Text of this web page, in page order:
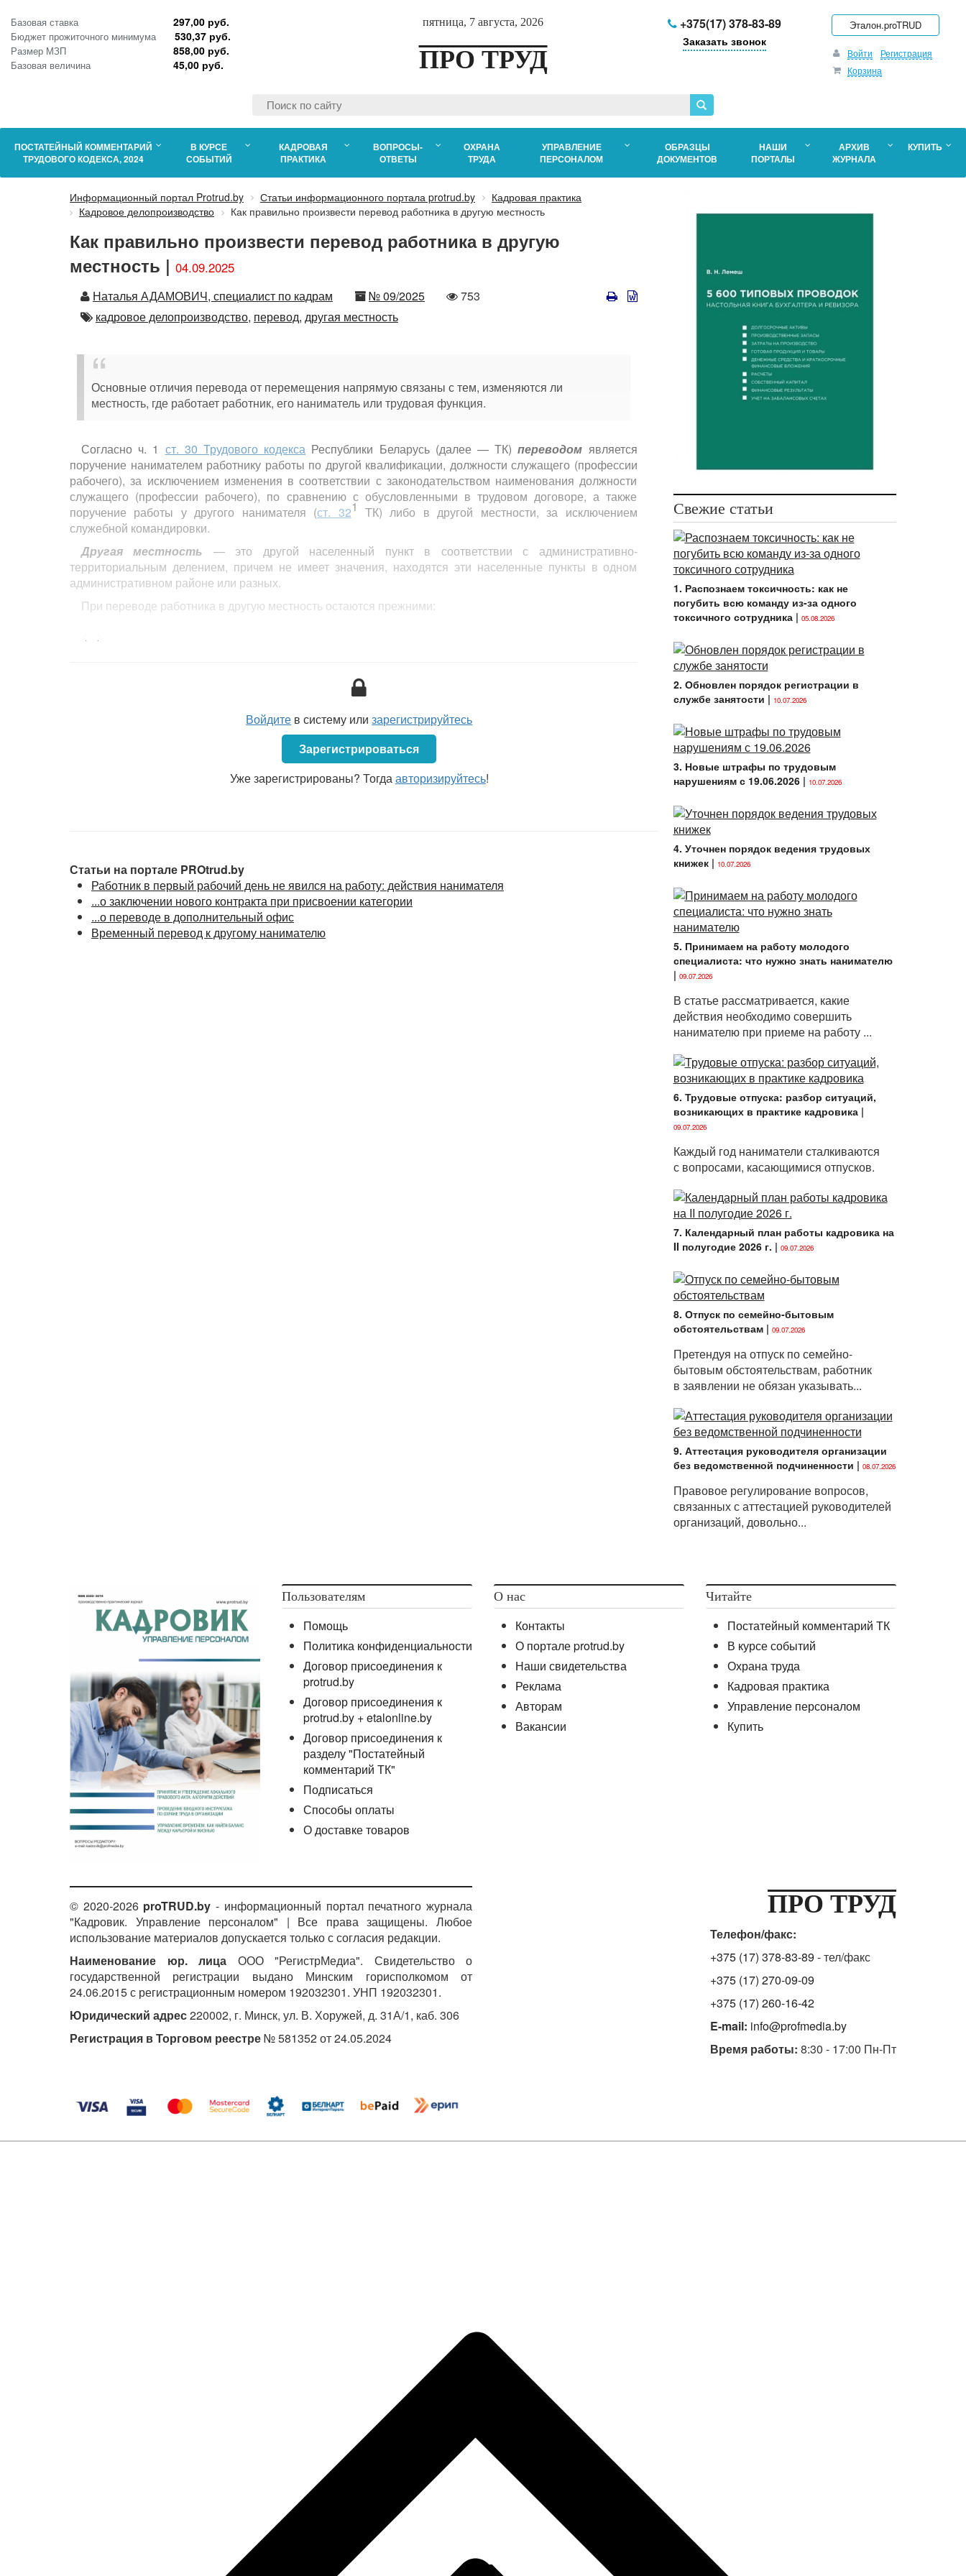
Базовая ставка 297,00 руб.
Бюджет прожиточного минимума 530,37 руб.
Размер МЗП 858,00 руб.
Базовая величина 45,00 руб.
пятница, 7 августа, 2026
ПРО ТРУД
+375(17) 378-83-89
Заказать звонок
Эталон.proTRUD
Войти
Регистрация
Корзина
ПОСТАТЕЙНЫЙ КОММЕНТАРИЙ
ТРУДОВОГО КОДЕКСА, 2024
В КУРСЕ
СОБЫТИЙ
КАДРОВАЯ
ПРАКТИКА
ВОПРОСЫ-
ОТВЕТЫ
ОХРАНА
ТРУДА
УПРАВЛЕНИЕ
ПЕРСОНАЛОМ
ОБРАЗЦЫ
ДОКУМЕНТОВ
НАШИ
ПОРТАЛЫ
АРХИВ
ЖУРНАЛА
КУПИТЬ
Информационный портал Protrud.by Статьи информационного портала protrud.by
Кадровая практика
Кадровое делопроизводство
Как правильно произвести перевод работника в другую местность
Как правильно произвести перевод работника в другую
местность | 04.09.2025
Автор
Наталья АДАМОВИЧ, специалист по кадрам Номер
№ 09/2025
Количество
753
Автор
кадровое делопроизводство, перевод, другая местность
Основные отличия перевода от перемещения напрямую связаны с тем, изменяются ли
местность, где работает работник, его наниматель или трудовая функция.
Согласно ч. 1 ст. 30 Трудового кодекса Республики Беларусь (далее — ТК)переводом является
поручение нанимателем работнику работы по другой квалификации, должности служащего (профессии
рабочего), за исключением изменения в соответствии с законодательством наименования должности
служащего (профессии рабочего), по сравнению с обусловленными в трудовом договоре, а также
поручение работы у другого нанимателя (ст. 321 ТК) либо в другой местности, за исключением
служебной командировки.
Другая местность — это другой населенный пункт в соответствии с административно-
территориальным делением, причем не имеет значения, находятся эти населенные пункты в одном
административном районе или разных.
При переводе работника в другую местность остаются прежними:
Войдите в систему илизарегистрируйтесь
Зарегистрироваться
Уже зарегистрированы? Тогдаавторизируйтесь!
Статьи на портале PROtrud.by
Работник в первый рабочий день не явился на работу: действия нанимателя
...о заключении нового контракта при присвоении категории
...о переводе в дополнительный офис
Временный перевод к другому нанимателю
Свежие статьи
1. Распознаем токсичность: как не
погубить всю команду из-за одного
токсичного сотрудника| 05.08.2026
2. Обновлен порядок регистрации в
службе занятости | 10.07.2026
3. Новые штрафы по трудовым
нарушениям с 19.06.2026| 10.07.2026
4. Уточнен порядок ведения трудовых
книжек| 10.07.2026
5. Принимаем на работу молодого
специалиста: что нужно знать нанимателю
| 09.07.2026
В статье рассматривается, какие
действия необходимо совершить
нанимателю при приеме на работу ...
6. Трудовые отпуска: разбор ситуаций,
возникающих в практике кадровика|
09.07.2026
Каждый год наниматели сталкиваются
с вопросами, касающимися отпусков.
7. Календарный план работы кадровика на
II полугодие 2026 г. | 09.07.2026
8. Отпуск по семейно-бытовым
обстоятельствам| 09.07.2026
Претендуя на отпуск по семейно-
бытовым обстоятельствам, работник
в заявлении не обязан указывать...
9. Аттестация руководителя организации
без ведомственной подчиненности | 08.07.2026
Правовое регулирование вопросов,
связанных с аттестацией руководителей
организаций, довольно...
Пользователям
Помощь
Политика конфиденциальности
Договор присоединения к
protrud.by
Договор присоединения к
protrud.by + etalonline.by
Договор присоединения к
разделу "Постатейный
комментарий ТК"
Подписаться
Способы оплаты
О доставке товаров
О нас
Контакты
О портале protrud.by
Наши свидетельства
Реклама
Авторам
Вакансии
Читайте
Постатейный комментарий ТК
В курсе событий
Охрана труда
Кадровая практика
Управление персоналом
Купить
© 2020-2026 proTRUD.by - информационный портал печатного журнала
"Кадровик. Управление персоналом" | Все права защищены. Любое
использование материалов допускается только с согласия редакции.
Наименование юр. лица ООО "РегистрМедиа". Свидетельство о
государственной регистрации выдано Минским горисполкомом от
24.06.2015 с регистрационным номером 192032301. УНП 192032301.
Юридический адрес220002, г. Минск, ул. В. Хоружей, д. 31А/1, каб. 306
Регистрация в Торговом реестре№ 581352 от 24.05.2024
ПРО ТРУД
Телефон/факс:
+375 (17) 378-83-89 - тел/факс
+375 (17) 270-09-09
+375 (17) 260-16-42
E-mail: info@profmedia.by
Время работы: 8:30 - 17:00 Пн-Пт